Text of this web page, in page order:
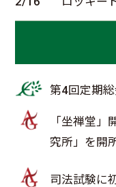
第4回定期
「坐禅堂」
究所」を開
司法試験に